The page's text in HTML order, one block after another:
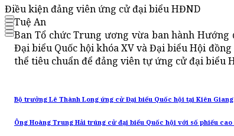
Điều kiện đảng viên ứng cử đại biểu HĐND
Tuệ An
Ban Tổ chức Trung ương vừa ban hành Hướng
Đại biểu Quốc hội khóa XV và Đại biểu Hội
thể tiêu chuẩn để đảng viên tự ứng cử đại biểu
Bộ trưởng Lê Thành Long ứng cử Đại biểu Quốc hội tại Kiên Giang
Ông Hoàng Trung Hải trúng cử đại biểu Quốc hội với số phiếu cao